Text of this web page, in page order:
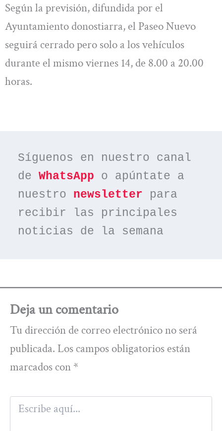
Según la previsión, difundida por el
Ayuntamiento donostiarra, el Paseo Nuevo
seguirá cerrado pero solo a los vehículos
durante el mismo viernes 14, de 8.00 a 20.00
horas.
Síguenos en nuestro canal
de WhatsApp o apúntate a
nuestro newsletter para
recibir las principales
noticias de la semana
Deja un comentario
Tu dirección de correo electrónico no será
publicada. Los campos obligatorios están
marcados con *
Escribe
aquí...